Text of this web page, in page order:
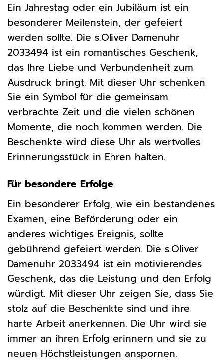
Ein Jahrestag oder ein Jubiläum ist ein
besonderer Meilenstein, der gefeiert
werden sollte. Die s.Oliver Damenuhr
2033494 ist ein romantisches Geschenk,
das Ihre Liebe und Verbundenheit zum
Ausdruck bringt. Mit dieser Uhr schenken
Sie ein Symbol für die gemeinsam
verbrachte Zeit und die vielen schönen
Momente, die noch kommen werden. Die
Beschenkte wird diese Uhr als wertvolles
Erinnerungsstück in Ehren halten.
Für besondere Erfolge
Ein besonderer Erfolg, wie ein bestandenes
Examen, eine Beförderung oder ein
anderes wichtiges Ereignis, sollte
gebührend gefeiert werden. Die s.Oliver
Damenuhr 2033494 ist ein motivierendes
Geschenk, das die Leistung und den Erfolg
würdigt. Mit dieser Uhr zeigen Sie, dass Sie
stolz auf die Beschenkte sind und ihre
harte Arbeit anerkennen. Die Uhr wird sie
immer an ihren Erfolg erinnern und sie zu
neuen Höchstleistungen anspornen.